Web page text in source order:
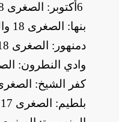
​6أكتوبر: الصغرى 18 والعظمى 31
​بنها: الصغرى 18 والعظمى 30
​دمنهور: الصغرى 18 والعظمى 29
​وادي النطرون: الصغرى 18
​كفر الشيخ: الصغرى 17 والعظمى
​بلطيم: الصغرى 17 والعظمى 27